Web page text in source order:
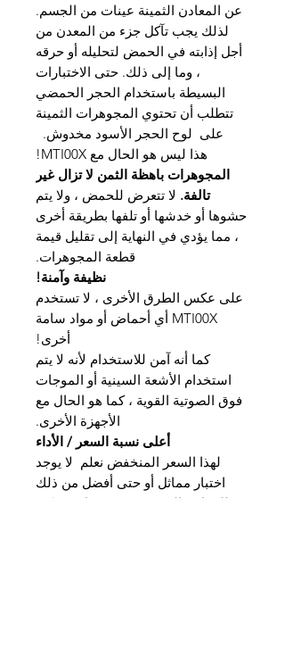
عن المعادن الثمينة عينات من الجسم.
لذلك يجب تآكل جزء من المعدن من
أجل إذابته في الحمض لتحليله أو حرقه
، وما إلى ذلك. حتى الاختبارات
البسيطة باستخدام الحجر الحمضي
تتطلب أن تحتوي المجوهرات الثمينة
على لوح الحجر الأسود مخدوش.
هذا ليس هو الحال مع MTI00X!
المجوهرات باهظة الثمن لا تزال غير
تالفة. لا تتعرض للحمض ، ولا يتم
حشوها أو خدشها أو تلفها بطريقة أخرى
، مما يؤدي في النهاية إلى تقليل قيمة
قطعة المجوهرات.
نظيفة وآمنة!
على عكس الطرق الأخرى ، لا تستخدم
MTI00X أي أحماض أو مواد سامة
أخرى!
كما أنه آمن للاستخدام لأنه لا يتم
استخدام الأشعة السينية أو الموجات
فوق الصوتية القوية ، كما هو الحال مع
الأجهزة الأخرى.
أعلى نسبة السعر / الأداء
لهذا السعر المنخفض نعلم لا يوجد
اختبار مماثل أو حتى أفضل من ذلك
للمعادن الثمينة. صندوق واحد يمكنه